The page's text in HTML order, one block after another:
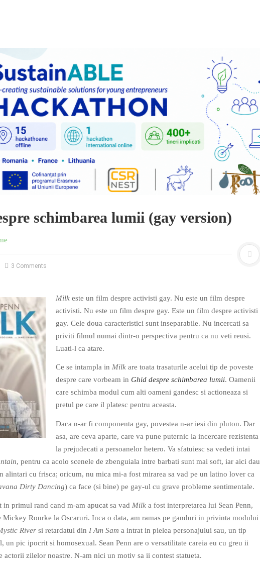
schimbarea lumii (gay version)
3 Comments
Milk este un film despre activisti gay. Nu este un film despre
activisti. Nu este un film despre gay. Este un film despre activisti
gay. Cele doua caracteristici sunt inseparabile. Nu incercati sa
priviti filmul numai dintr-o perspectiva pentru ca nu veti reusi.
Luati-l ca atare.
Ce se intampla in Milk are toata trasaturile acelui tip de poveste
despre care vorbeam in Ghid despre schimbarea lumii. Oamenii
care schimba modul cum alti oameni gandesc si actioneaza si
pretul pe care il platesc pentru aceasta.
Daca n-ar fi componenta gay, povestea n-ar iesi din pluton. Dar
asa, are ceva aparte, care va pune puternic la incercare rezistenta
la prejudecati a persoanelor hetero. Va sfatuiesc sa vedeti intai
, pentru ca acolo scenele de zbenguiala intre barbati sunt mai soft, iar aici dau
alintari cu frisca; oricum, nu mica mi-a fost mirarea sa vad pe un latino lover ca
Dirty Dancing) ca face (si bine) pe gay-ul cu grave probleme sentimentale.
in primul rand cand m-am apucat sa vad Milk a fost interpretarea lui Sean Penn,
Mickey Rourke la Oscaruri. Inca o data, am ramas pe ganduri in privinta modului
River si retardatul din I Am Sam a intrat in pielea personajului sau, un tip
un pic ipocrit si homosexual. Sean Penn are o versatilitate careia eu cu greu ii
actorii zilelor noastre. N-am nici un motiv sa ii contest statueta.